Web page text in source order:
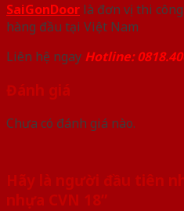
SaiGonDoor là đơn vị thi
hàng đầu tại Việt Nam
Liên hệ ngay Hotline:
Đánh giá
Chưa có đánh giá nào.
Hãy là người đầu tiên
nhựa CVN 18”